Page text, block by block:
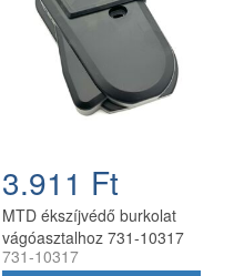
3.911 Ft
MTD ékszíjvédő burkolat
vágóasztalhoz 731-10317
731-10317